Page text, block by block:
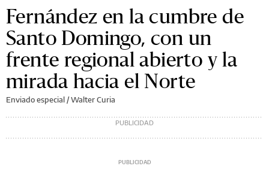
Fernández en la cumbre de
Santo Domingo, con un
frente regional abierto y la
mirada hacia el Norte
Enviado especial /Walter Curia